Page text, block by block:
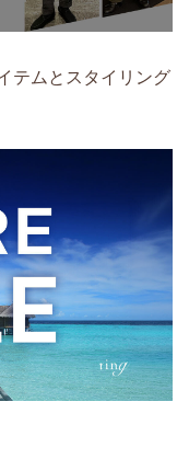
テムとスタイリング